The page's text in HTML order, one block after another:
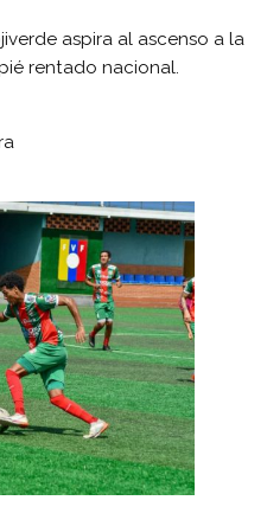
aspira al ascenso a la
rentado nacional.